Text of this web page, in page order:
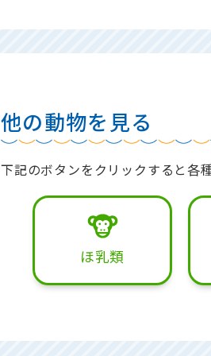
他の動物を見る
下記のボタンをクリックすると各
ほ乳類